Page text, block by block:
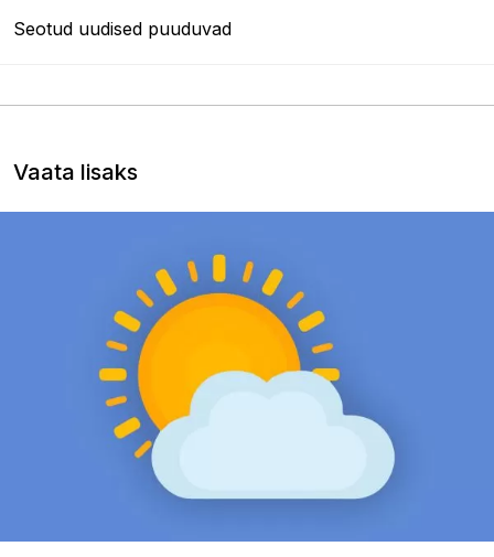
Seotud uudised puuduvad
Vaata lisaks